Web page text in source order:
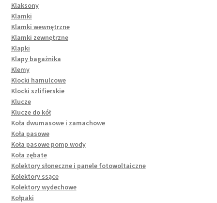
Klaksony
Klamki
Klamki wewnętrzne
Klamki zewnętrzne
Klapki
Klapy bagażnika
Klemy
Klocki hamulcowe
Klocki szlifierskie
Klucze
Klucze do kół
Koła dwumasowe i zamachowe
Koła pasowe
Koła pasowe pomp wody
Koła zębate
Kolektory słoneczne i panele fotowoltaiczne
Kolektory ssące
Kolektory wydechowe
Kołpaki